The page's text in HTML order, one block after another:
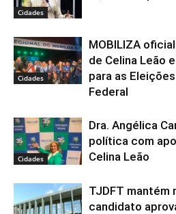
Cidades
Cidades
MOBILIZA
de Celina Leão
para as
Federal
Cidades
Dra. Angélica
política com
Celina Leão
TJDFT mantém
candidato